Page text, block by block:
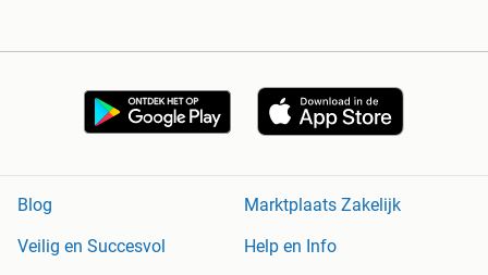
Blog
Marktplaats Zakelijk
Veilig en Succesvol
Help en Info